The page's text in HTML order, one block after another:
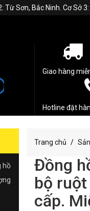
Từ Sơn, Bắc Ninh. Cơ Sở
Giao hàng
Hotline đặt
Trang chủ
Đồng
bộ
cấp.
hồ